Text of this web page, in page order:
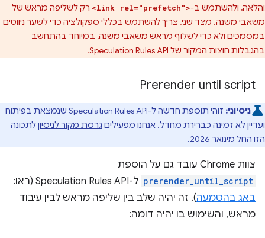
והלאה, ולהשתמש ב-<link rel="prefetch"> רק לשליפה מראש של
משאבי משנה. מצד שני, צריך להשתמש בכללי ספקולציה כדי לשער ניווטים
במסמכים ולא כדי לשלוף מראש משאבי משנה, במיוחד בהתחשב
בהגבלות חוצות המקור של Speculation Rules API.
Prerender until script
ניסיוני:
זוהי תוספת חדשה ל-Speculation Rules API שנמצאת בפיתוח
ועדיין לא זמינה כברירת מחדל. אנחנו מפעיליםגרסת מקור לניסיוןלתכונה
הזו החל מינואר 2026.
צוות Chrome עובד גם על הוספת
prerender_until_script ל-Speculation Rules API (ראו:
באג בהטמעה). זה יהיה שלב בין שליפה מראש לבין עיבוד
מראש, והשימוש בו יהיה דומה: